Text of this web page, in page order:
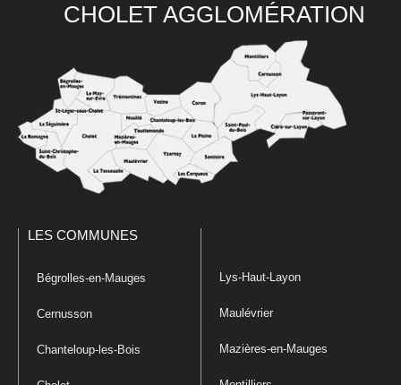
CHOLET AGGLOMÉRATION
LES COMMUNES
Bégrolles-en-Mauges
Cernusson
Chanteloup-les-Bois
Lys-Haut-Layon
Maulévrier
Mazières-en-Mauges